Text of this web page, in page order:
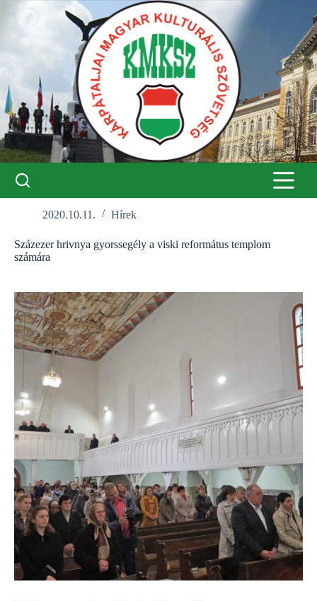
2020.10.11. Hírek
Százezer hrivnya gyorssegély a viski református templom
számára